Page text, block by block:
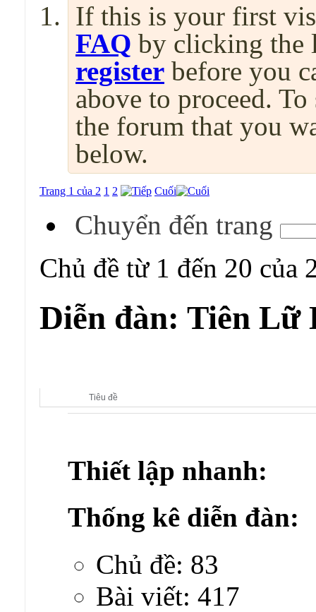
If this is your first
FAQ by clicking the
register before you
above to proceed.
the forum that you
below.
Trang 1 của 2 1 2 Cuối
Chuyển đến trang
Chủ đề từ 1 đến 20 của
Diễn đàn: Tiên Lữ
Tiêu đề
Thiết lập nhanh:
Thống kê diễn đàn:
Chủ đề: 83
Bài viết: 417